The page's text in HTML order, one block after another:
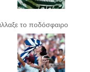
το ποδόσφαιρο